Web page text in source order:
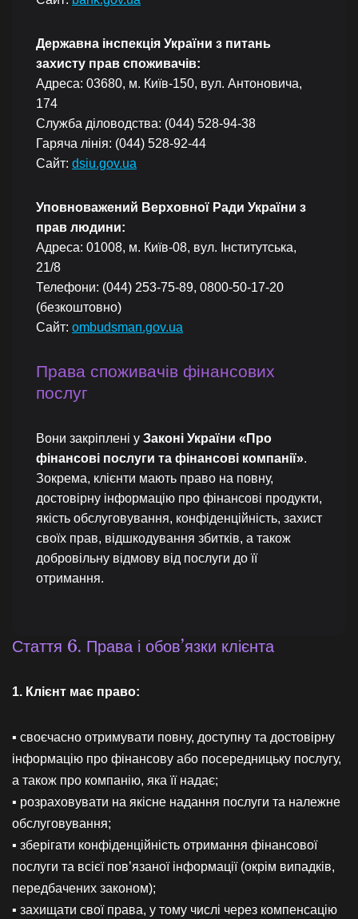
Державна інспекція України з питань
захисту прав споживачів:
Адреса: 03680, м. Київ-150, вул. Антоновича,
174
Служба діловодства: (044) 528-94-38
Гаряча лінія: (044) 528-92-44
Сайт: dsiu.gov.ua
Уповноважений Верховної Ради України з
прав людини:
Адреса: 01008, м. Київ-08, вул. Інститутська,
21/8
Телефони: (044) 253-75-89, 0800-50-17-20
(безкоштовно)
Сайт: ombudsman.gov.ua
Права споживачів фінансових
послуг
Вони закріплені у Законі України «Про
фінансові послуги та фінансові компанії».
Зокрема, клієнти мають право на повну,
достовірну інформацію про фінансові продукти,
якість обслуговування, конфіденційність, захист
своїх прав, відшкодування збитків, а також
добровільну відмову від послуги до її
отримання.
Стаття 6. Права і обов’язки клієнта
1. Клієнт має право:
▪ своєчасно отримувати повну, доступну та достовірну
інформацію про фінансову або посередницьку послугу,
а також про компанію, яка її надає;
▪ розраховувати на якісне надання послуги та належне
обслуговування;
▪ зберігати конфіденційність отримання фінансової
послуги та всієї пов’язаної інформації (окрім випадків,
передбачених законом);
▪ захищати свої права, у тому числі через компенсацію